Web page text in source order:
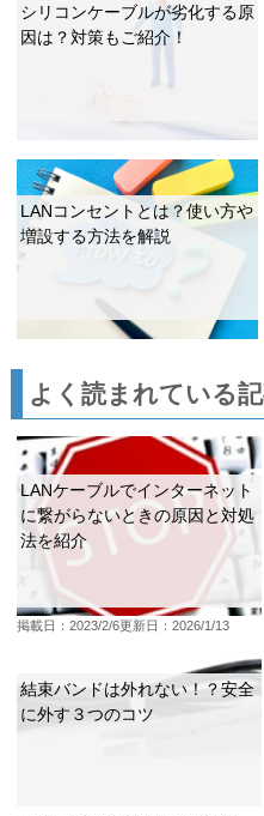
シリコンケーブルが劣化する原
因は？対策もご紹介！
LANコンセントとは？使い方や
増設する方法を解説
よく読まれている
LANケーブルでインターネット
に繋がらないときの原因と対処
法を紹介
掲載日：2023/2/6更新日：2026/1/13
結束バンドは外れない！？安全
に外す３つのコツ